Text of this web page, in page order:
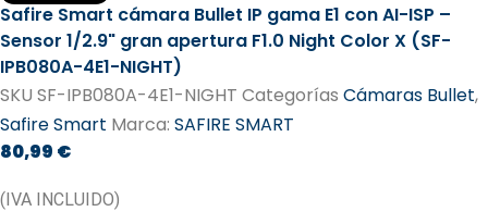
Safire Smart cámara Bullet IP gama E1 con AI-ISP –
Sensor 1/2.9" gran apertura F1.0 Night Color X (SF-
IPB080A-4E1-NIGHT)
SKU SF-IPB080A-4E1-NIGHT Categorías Cámaras Bullet,
Safire Smart Marca: SAFIRE SMART
80,99 €
(IVA INCLUIDO)